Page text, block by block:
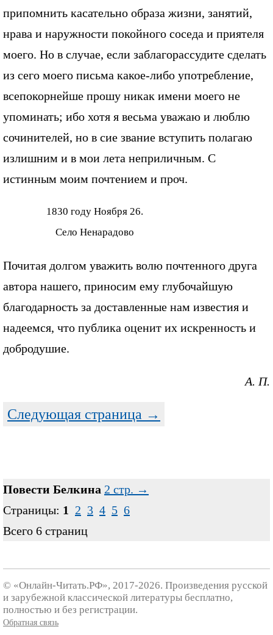
припомнить касательно образа жизни, занятий,
нрава и наружности покойного соседа и приятеля
моего. Но в случае, если заблагорассудите сделать
из сего моего письма какое-либо употребление,
всепокорнейше прошу никак имени моего не
упоминать; ибо хотя я весьма уважаю и люблю
сочинителей, но в сие звание вступить полагаю
излишним и в мои лета неприличным. С
истинным моим почтением и проч.
1830 году Ноября 26.
Село Ненарадово
Почитая долгом уважить волю почтенного друга
автора нашего, приносим ему глубочайшую
благодарность за доставленные нам известия и
надеемся, что публика оценит их искренность и
добродушие.
А. П.
Следующая страница →
Повести Белкина 2 стр. →
Страницы: 1 2 3 4 5 6
Всего 6 страниц
© «Онлайн-Читать.РФ», 2017-2026. Произведения русской
и зарубежной классической литературы бесплатно,
полностью и без регистрации.
Обратная связь